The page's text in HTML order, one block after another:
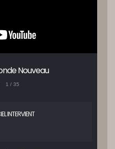
Nouveau
1 / 35
INTERVIENT